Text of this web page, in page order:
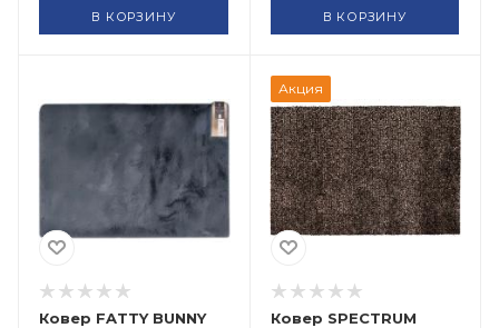
В КОРЗИНУ В КОРЗИНУ
Ковер FATTY BUNNY
Акция
Ковер SPECTRUM